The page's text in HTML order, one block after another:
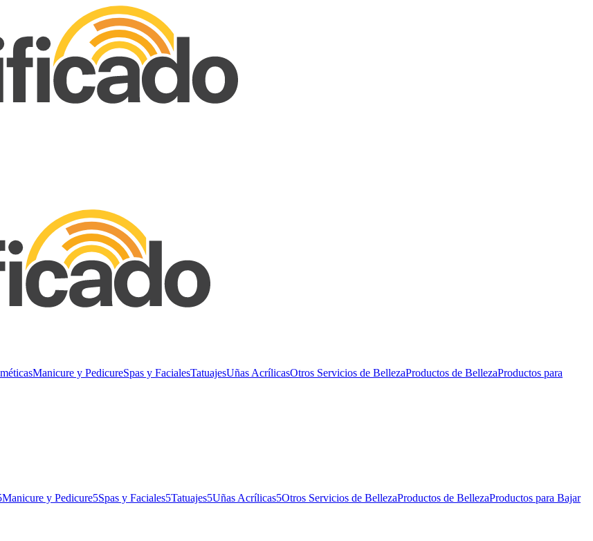
Manicure y PedicureSpas y FacialesTatuajesUñas AcrílicasOtros Servicios de BellezaProductos de BellezaProductos para
Manicure y Pedicure5Spas y Faciales5Tatuajes5Uñas Acrílicas5Otros Servicios de BellezaProductos de BellezaProductos para Bajar